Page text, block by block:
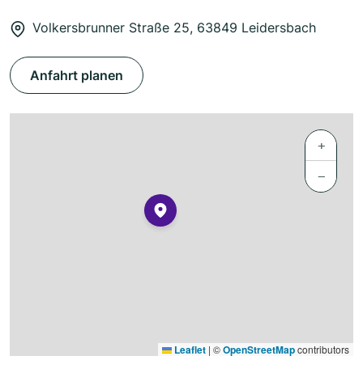
Volkersbrunner Straße 25, 63849 Leidersbach
Anfahrt planen
+
−
Leaflet | ©OpenStreetMapcontributors